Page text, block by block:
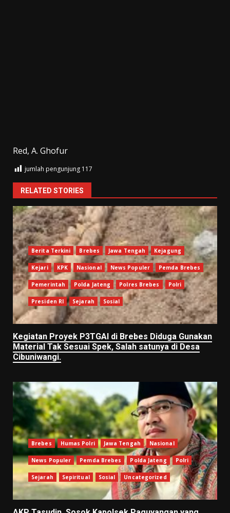
Red, A. Ghofur
jumlah pengunjung 117
RELATED STORIES
Berita Terkini Brebes Jawa Tengah Kejagung
Kejari KPK Nasional News Populer Pemda Brebes
Pemerintah Polda Jateng Polres Brebes Polri
Presiden RI Sejarah Sosial
Kegiatan Proyek P3TGAI di Brebes Diduga Gunakan
Material Tak Sesuai Spek, Salah satunya di Desa
Cibuniwangi.
Brebes Humas Polri Jawa Tengah Nasional
News Populer Pemda Brebes Polda Jateng Polri
Sejarah Sepiritual Sosial Uncategorized